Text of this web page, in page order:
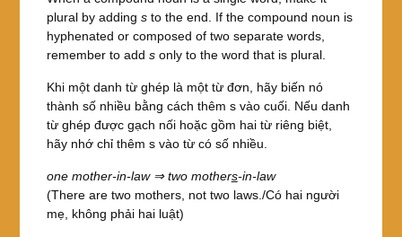
plural by adding sto the end. If the compound noun is
hyphenated or composed of two separate words,
remember to add sonly to the word that is plural.
Khi một danh từ ghép là một từ đơn, hãy biến nó
thành số nhiều bằng cách thêm s vào cuối. Nếu danh
từ ghép được gạch nối hoặc gồm hai từ riêng biệt,
hãy nhớ chỉ thêm s vào từ có số nhiều.
one mother-in-law ⇒ two mothers-in-law
(There are two mothers, not two laws./Có hai người
mẹ, không phải hai luật)